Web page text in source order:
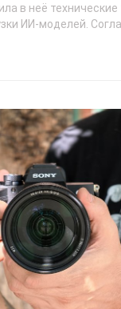
в неё
ИИ-моделей.